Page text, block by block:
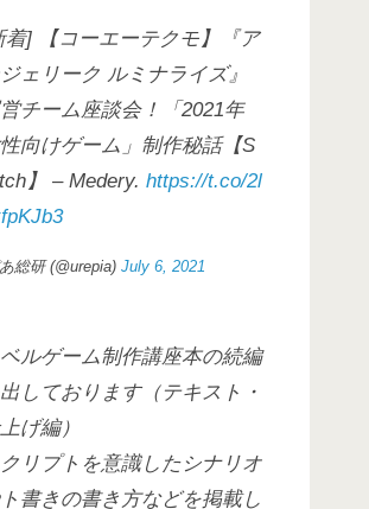
着] 【コーエーテクモ】『ア
ェリーク ルミナライズ』
チーム座談会！「2021年
向けゲーム」制作秘話【S
】 – Medery. https://t.co/2l
総研 (@urepia) July 6, 2021
ルゲーム制作講座本の続編
しております（テキスト・
げ編）
リプトを意識したシナリオ
書きの書き方などを掲載し